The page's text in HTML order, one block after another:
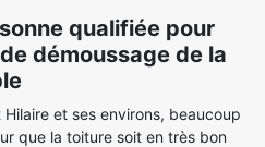
qualifiée pour
démoussage de la
et ses environs, beaucoup
que la toiture soit en très bon